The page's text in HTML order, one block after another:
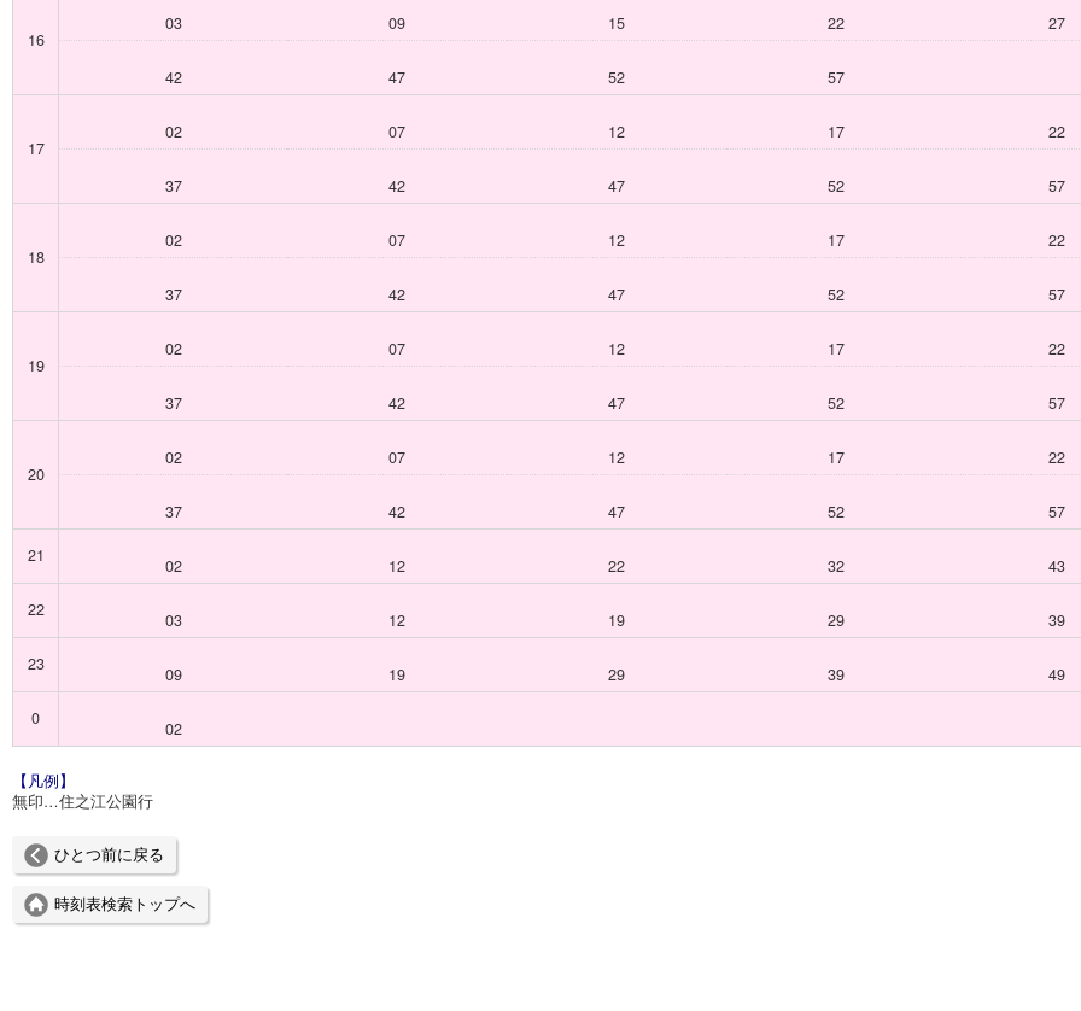
16
03 09 15 22 27
42 47 52 57
17
02 07 12 17 22
37 42 47 52 57
18
02 07 12 17 22
37 42 47 52 57
19
02 07 12 17 22
37 42 47 52 57
20
02 07 12 17 22
37 42 47 52
57
21
02 12 22 32 43
22
03 12 19 29 39
23
09 19 29 39
49
0
02
【凡例】
無印…住之江公園行
ひとつ前に戻る
時刻表検索トップへ